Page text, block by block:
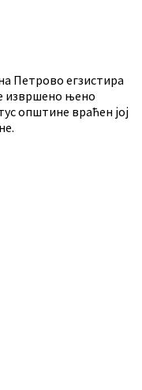
Петрово егзистира
извршено њено
општине враћен јој